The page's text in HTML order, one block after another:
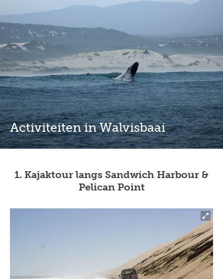
en
naar
inhoud
Activiteiten in Walvisbaai
1. Kajaktour langs Sandwich Harbour &
Pelican Point
Full